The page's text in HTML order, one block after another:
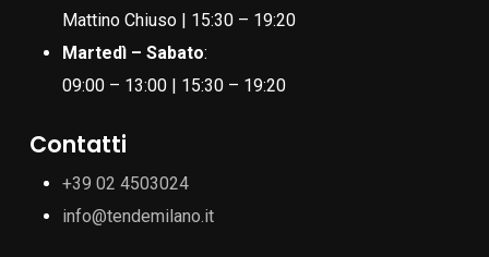
Mattino Chiuso | 15:30 – 19:20
Martedì – Sabato:
09:00 – 13:00 | 15:30 – 19:20
Contatti
+39 02 4503024
info@tendemilano.it